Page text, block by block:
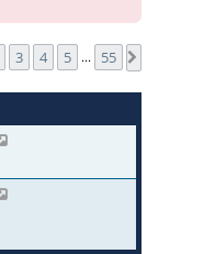
de
3 4 5 … 55